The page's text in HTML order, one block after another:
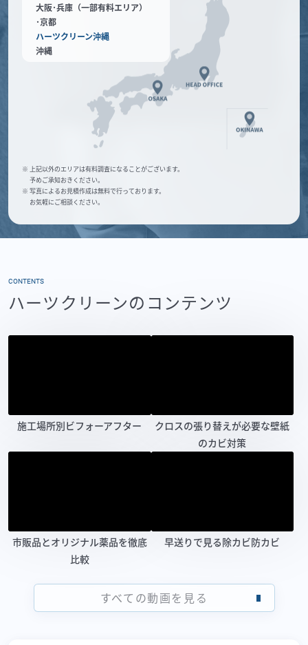
大阪･兵庫（一部有料エリア）
･京都
ハーツクリーン沖縄
沖縄
※ 上記以外のエリアは有料調査になることがございます。
予めご承知おきください。
※ 写真によるお見積作成は無料で行っております。
お気軽にご相談ください。
CONTENTS
ハーツクリーンのコンテンツ
施工場所別ビフォーアフター
クロスの張り替えが必要な壁紙
のカビ対策
市販品とオリジナル薬品を徹底
比較
早送りで見る除カビ防カビ
すべての動画を見る